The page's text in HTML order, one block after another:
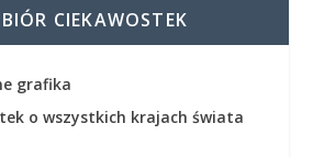
CIEKAWOSTEK
o wszystkich krajach świata